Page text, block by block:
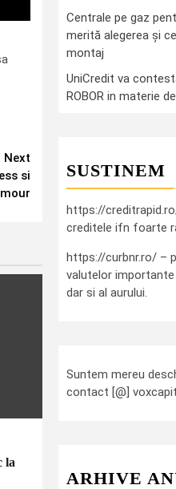
Next
si
la
Centrale pe gaz
merită alegerea și
montaj
UniCredit va
ROBOR in materie
SUSTINEM
https://
creditele ifn foarte
https://curbnr.ro/ –
valutelor importante
dar si al aurului.
Suntem mereu
contact [@]
ARHIVE